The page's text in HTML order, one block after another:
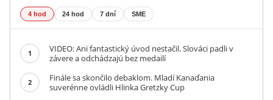
4 hod 24 hod 7 dní SME
1
VIDEO: Ani fantastický úvod nestačil. Slováci padli v
závere a odchádzajú bez medailí
2
Finále sa skončilo debaklom. Mladí Kanaďania
suverénne ovládli Hlinka Gretzky Cup